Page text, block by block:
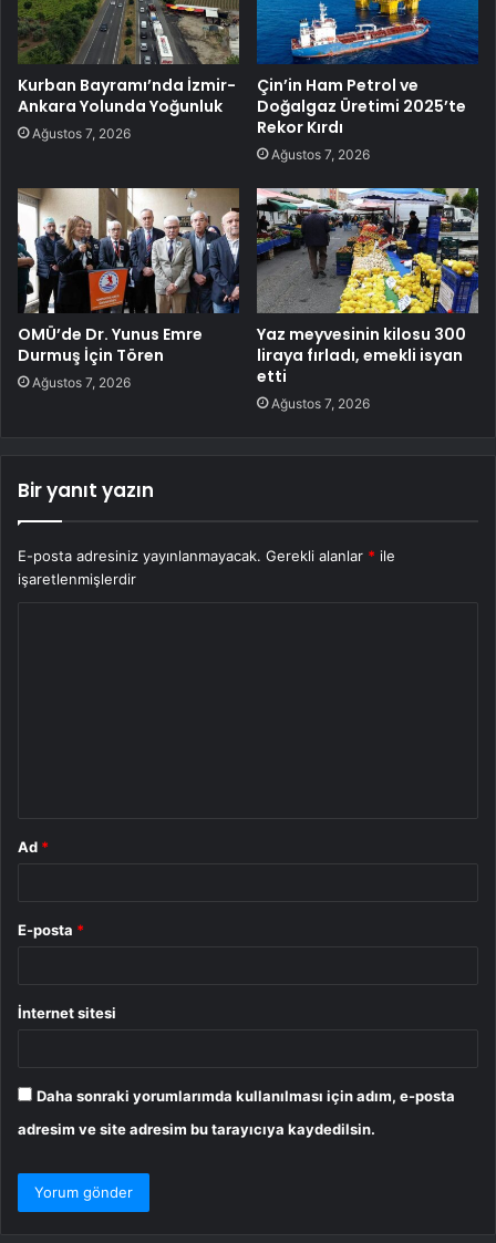
Kurban Bayramı’nda İzmir-
Ankara Yolunda Yoğunluk
Ağustos 7, 2026
Çin’in Ham Petrol ve
Doğalgaz Üretimi 2025’te
Rekor Kırdı
Ağustos 7, 2026
OMÜ’de Dr. Yunus Emre
Durmuş İçin Tören
Ağustos 7, 2026
Yaz meyvesinin kilosu 300
liraya fırladı, emekli isyan
etti
Ağustos 7, 2026
Bir yanıt yazın
E-posta adresiniz yayınlanmayacak. Gerekli alanlar * ile
işaretlenmişlerdir
Ad *
E-posta *
İnternet sitesi
Daha sonraki yorumlarımda kullanılması için adım, e-posta
adresim ve site adresim bu tarayıcıya kaydedilsin.